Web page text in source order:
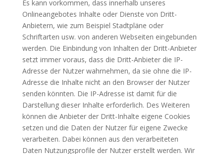
Es kann vorkommen, dass innerhalb unseres
Onlineangebotes Inhalte oder Dienste von Dritt-
Anbietern, wie zum Beispiel Stadtpläne oder
Schriftarten usw. von anderen Webseiten eingebunden
werden. Die Einbindung von Inhalten der Dritt-Anbieter
setzt immer voraus, dass die Dritt-Anbieter die IP-
Adresse der Nutzer wahrnehmen, da sie ohne die IP-
Adresse die Inhalte nicht an den Browser der Nutzer
senden könnten. Die IP-Adresse ist damit für die
Darstellung dieser Inhalte erforderlich. Des Weiteren
können die Anbieter der Dritt-Inhalte eigene Cookies
setzen und die Daten der Nutzer für eigene Zwecke
verarbeiten. Dabei können aus den verarbeiteten
Daten Nutzungsprofile der Nutzer erstellt werden. Wir